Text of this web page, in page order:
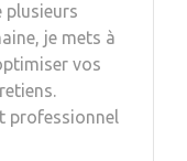
plusieurs
je mets à
vos
professionnel